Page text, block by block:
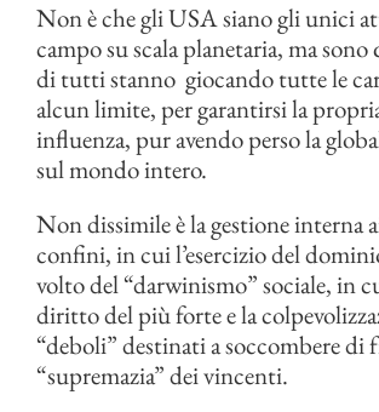
Non è che gli USA siano gli unici
campo su scala planetaria, ma
di tutti stanno giocando tutte le
alcun limite, per garantirsi la
influenza, pur avendo perso la
sul mondo intero.
Non dissimile è la gestione interna
confini, in cui l’esercizio del
volto del “darwinismo” sociale, in
diritto del più forte e la
“deboli” destinati a soccombere di
“supremazia” dei vincenti.